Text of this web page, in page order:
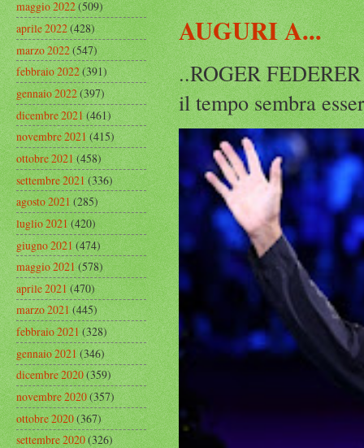
AUGURI A...
..ROGER
il tempo sembra
maggio 2022(509)
aprile 2022(428)
marzo 2022(547)
febbraio 2022(391)
gennaio 2022(397)
dicembre 2021(461)
novembre 2021(415)
ottobre 2021(458)
settembre 2021(336)
agosto 2021(285)
luglio 2021(420)
giugno 2021(474)
maggio 2021(578)
aprile 2021(470)
marzo 2021(445)
febbraio 2021(328)
gennaio 2021(346)
dicembre 2020(359)
novembre 2020(357)
ottobre 2020(367)
settembre 2020(326)